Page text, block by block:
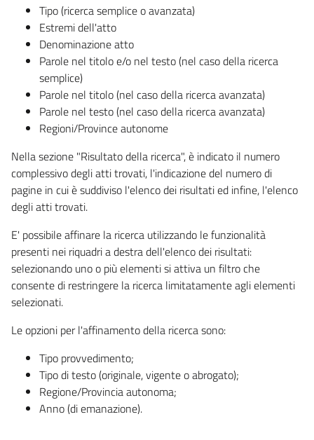
Tipo (ricerca semplice o avanzata)
Estremi dell'atto
Denominazione atto
Parole nel titolo e/o nel testo (nel caso della ricerca
semplice)
Parole nel titolo (nel caso della ricerca avanzata)
Parole nel testo (nel caso della ricerca avanzata)
Regioni/Province autonome
Nella sezione "Risultato della ricerca", è indicato il numero
complessivo degli atti trovati, l'indicazione del numero di
pagine in cui è suddiviso l'elenco dei risultati ed infine, l'elenco
degli atti trovati.
E' possibile affinare la ricerca utilizzando le funzionalità
presenti nei riquadri a destra dell'elenco dei risultati:
selezionando uno o più elementi si attiva un filtro che
consente di restringere la ricerca limitatamente agli elementi
selezionati.
Le opzioni per l'affinamento della ricerca sono:
Tipo provvedimento;
Tipo di testo (originale, vigente o abrogato);
Regione/Provincia autonoma;
Anno (di emanazione).